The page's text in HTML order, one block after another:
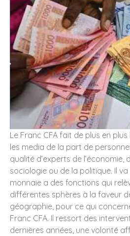
Le Franc CFA fait de plus en
les media de la part de
qualité d’experts de l’économie,
sociologie ou de la politique. Il
monnaie a des fonctions qui
différentes sphères à la faveur
géographie, pour ce qui
Franc CFA. Il ressort des
dernières années, une volonté